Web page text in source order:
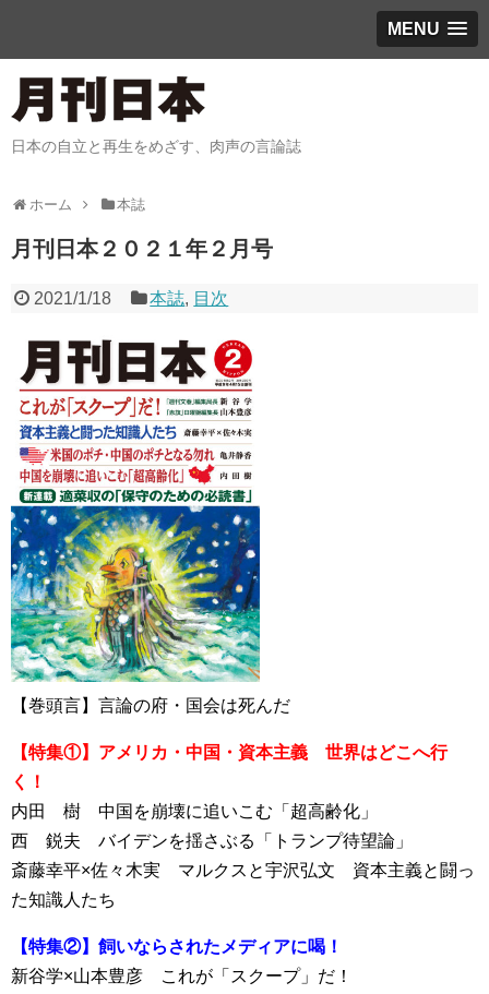
MENU
日本の自立と再生をめざす、肉声の言論誌
ホーム 本誌
月刊日本２０２１年２月号
2021/1/18 本誌, 目次
【巻頭言】言論の府・国会は死んだ
【特集①】アメリカ・中国・資本主義 世界はどこへ行
く！
内田 樹 中国を崩壊に追いこむ「超高齢化」
西 鋭夫 バイデンを揺さぶる「トランプ待望論」
斎藤幸平×佐々木実 マルクスと宇沢弘文 資本主義と闘っ
た知識人たち
【特集②】飼いならされたメディアに喝！
新谷学×山本豊彦 これが「スクープ」だ！